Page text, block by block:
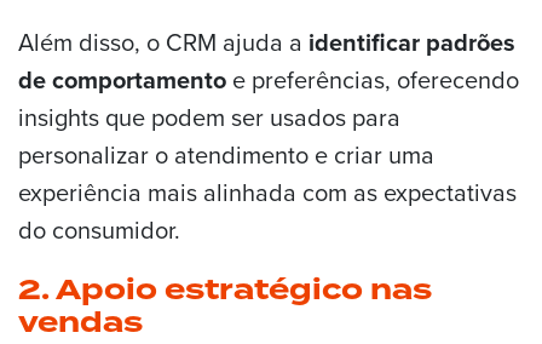
Além disso, o CRM ajuda a identificar padrões
de comportamento e preferências, oferecendo
insights que podem ser usados para
personalizar o atendimento e criar uma
experiência mais alinhada com as expectativas
do consumidor​.
2. Apoio estratégico nas
vendas